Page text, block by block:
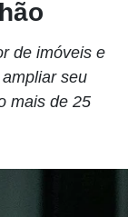
de imóveis e
seu
mais de 25